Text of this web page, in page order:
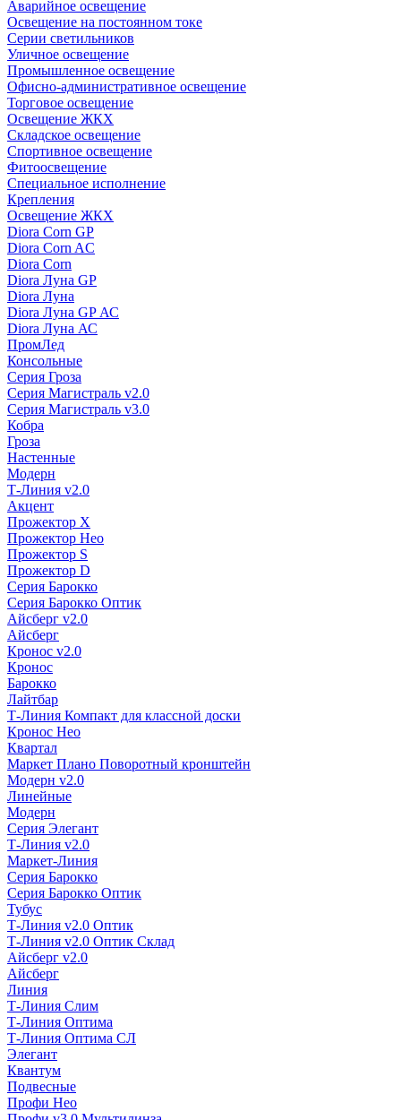
Аварийное освещение
Освещение на постоянном токе
Серии светильников
Уличное освещение
Промышленное освещение
Офисно-административное освещение
Торговое освещение
Освещение ЖКХ
Складское освещение
Спортивное освещение
Фитоосвещение
Специальное исполнение
Крепления
Освещение ЖКХ
Diora Corn GP
Diora Corn AC
Diora Corn
Diora Луна GP
Diora Луна
Diora Луна GP АС
Diora Луна АС
ПромЛед
Консольные
Серия Гроза
Серия Магистраль v2.0
Серия Магистраль v3.0
Кобра
Гроза
Настенные
Модерн
Т-Линия v2.0
Акцент
Прожектор X
Прожектор Нео
Прожектор S
Прожектор D
Серия Барокко
Серия Барокко Оптик
Айсберг v2.0
Айсберг
Кронос v2.0
Кронос
Барокко
Лайтбар
Т-Линия Компакт для классной доски
Кронос Нео
Квартал
Маркет Плано Поворотный кронштейн
Модерн v2.0
Линейные
Модерн
Серия Элегант
Т-Линия v2.0
Маркет-Линия
Серия Барокко
Серия Барокко Оптик
Тубус
Т-Линия v2.0 Оптик
Т-Линия v2.0 Оптик Склад
Айсберг v2.0
Айсберг
Линия
Т-Линия Слим
Т-Линия Оптима
Т-Линия Оптима СЛ
Элегант
Квантум
Подвесные
Профи Нео